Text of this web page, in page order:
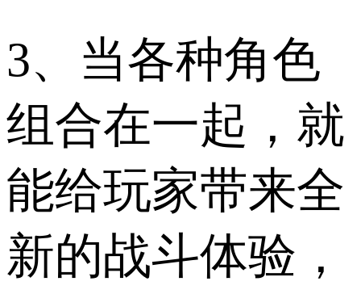
3、当各种角色
组合在一起，就
能给玩家带来全
新的战斗体验，